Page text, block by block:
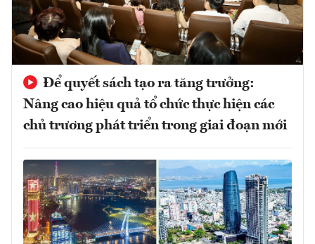
Để quyết sách tạo ra tăng trưởng:
Nâng cao hiệu quả tổ chức thực hiện các
chủ trương phát triển trong giai đoạn mới